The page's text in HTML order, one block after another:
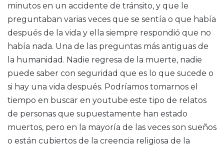
minutos en un accidente de tránsito, y que le
preguntaban varias veces que se sentía o que había
después de la vida y ella siempre respondió que no
había nada. Una de las preguntas más antiguas de
la humanidad. Nadie regresa de la muerte, nadie
puede saber con seguridad que es lo que sucede o
si hay una vida después. Podríamos tomarnos el
tiempo en buscar en youtube este tipo de relatos
de personas que supuestamente han estado
muertos, pero en la mayoría de las veces son sueños
o están cubiertos de la creencia religiosa de la